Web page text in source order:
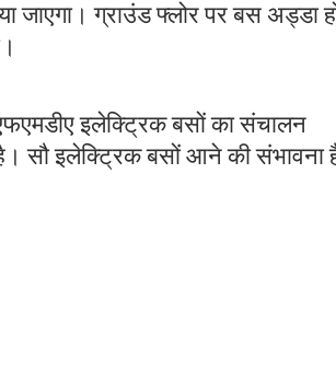
ग्राउंड फ्लोर पर बस अड्डा
एफएमडीए इलेक्ट्रिक बसों का संचालन
सौ इलेक्ट्रिक बसों आने की संभावना